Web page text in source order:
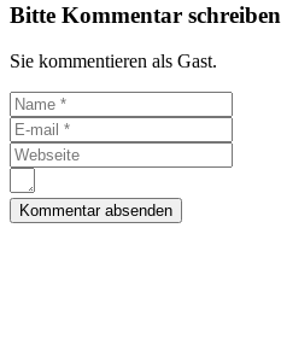
Bitte Kommentar schreiben
Sie kommentieren als Gast.